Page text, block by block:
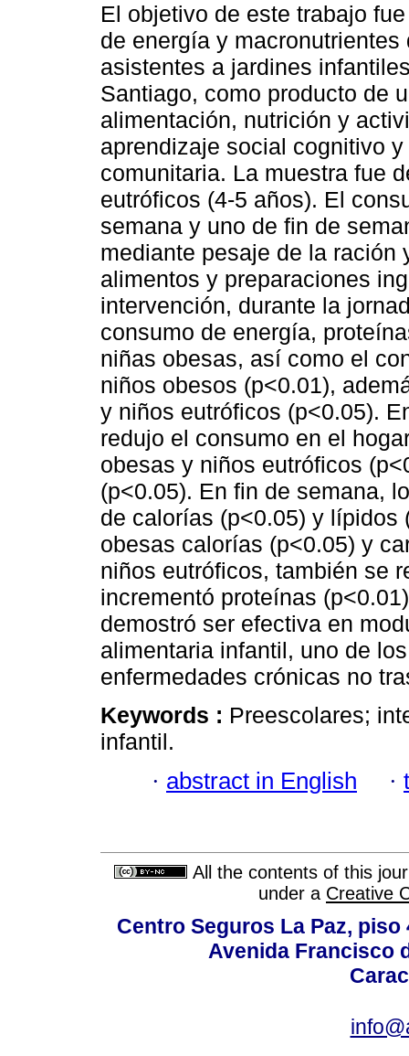
El objetivo de este trabajo
de energía y
asistentes a jardines
Santiago, como producto de
alimentación, nutrición y
aprendizaje social cognitivo
comunitaria. La muestra fue
eutróficos (4-5 años). El
semana y uno de fin de
mediante pesaje de la ración
alimentos y preparaciones
intervención, durante la
consumo de energía,
niñas obesas, así como el
niños obesos (p<0.01),
y niños eutróficos (p<0.05).
redujo el consumo en el
obesas y niños eutróficos
(p<0.05). En fin de semana,
de calorías (p<0.05) y lípidos
obesas calorías (p<0.05) y
niños eutróficos, también se
incrementó proteínas
demostró ser efectiva en
alimentaria infantil, uno de
enfermedades crónicas no
Keywords : Preescolares;
infantil.
· abstract in English ·
All the contents of this
under a Creative
Centro Seguros La Paz,
Avenida Francisco